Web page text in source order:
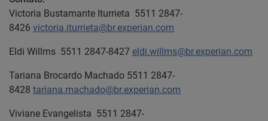
Victoria Bustamante Iturrieta 5511 2847-
8426 victoria.iturrieta@br.experian.com
Eldi Willms 5511 2847-8427 eldi.willms@br.experian.com
Tariana Brocardo Machado 5511 2847-
8428 tariana.machado@br.experian.com
Viviane Evangelista 5511 2847-